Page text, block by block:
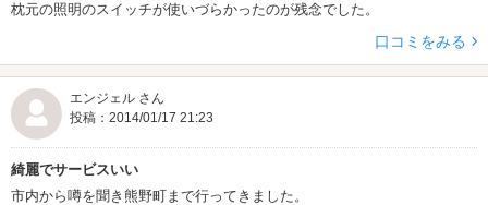
枕元の照明のスイッチが使いづらかったのが残念でした。
口コミをみる
エンジェル さん
投稿：2014/01/17 21:23
綺麗でサービスいい
市内から噂を聞き熊野町まで行ってきました。